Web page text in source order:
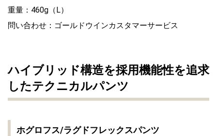
重量：460g（L）
問い合わせ：ゴールドウインカスタマーサービス
ハイブリッド構造を採用機能性を追求
したテクニカルパンツ
ホグロフス/ラグドフレックスパンツ